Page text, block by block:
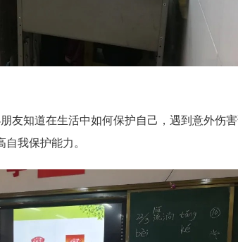
友知道在生活中如何保护自己，遇到意外伤害
我保护能力。